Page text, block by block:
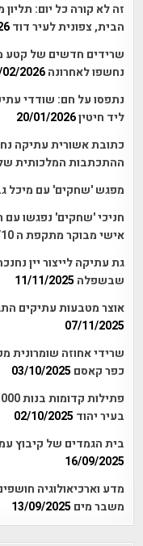
זה לא קורה כל יום:
הבית, צפונית לעיר דוד
שרידים חדשים של קטע
נחשפו לאחרונה 2026
נתפסו על חם: שודדי
ליד חיטין20/01/2026
כתובת אשורית עתיקה
ההתכתבות המלכותית
מפגש 'שחקים' עם מיכל
חניכי 'שחקים' נפגשו עם
אישי מבוקר מתקפת ה 7/10
גת עתיקה לייצור יין
שבשפלה 11/11/2025
אוצר מטבעות עתיקים
07/11/2025
כפר קאסם 03/10/2025
בעיר יהוד 02/10/2025
בית הגמדים של קיבוץ
16/09/2025
מדע וארכיאולוגיה
משבר מים 13/09/2025